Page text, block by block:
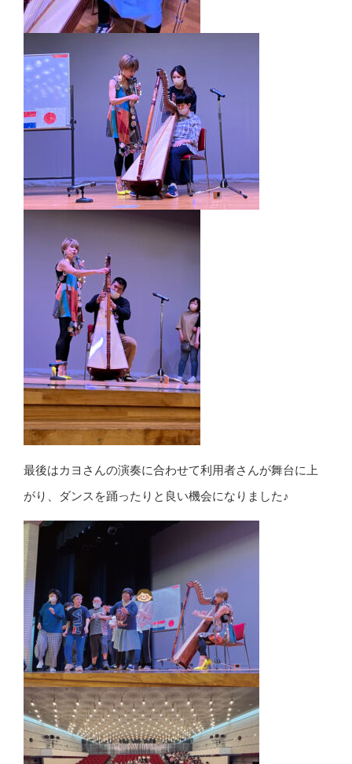
最後はカヨさんの演奏に合わせて利用者さんが舞台に上
がり、ダンスを踊ったりと良い機会になりました♪